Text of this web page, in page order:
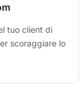
tuo client di
scoraggiare lo